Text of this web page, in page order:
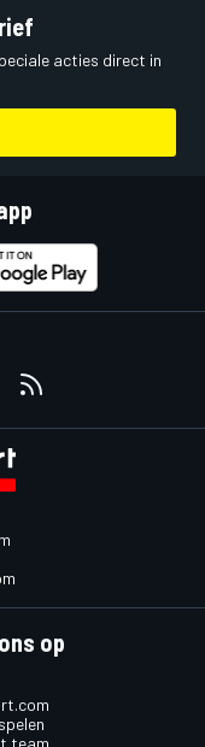
acties direct in
op
team